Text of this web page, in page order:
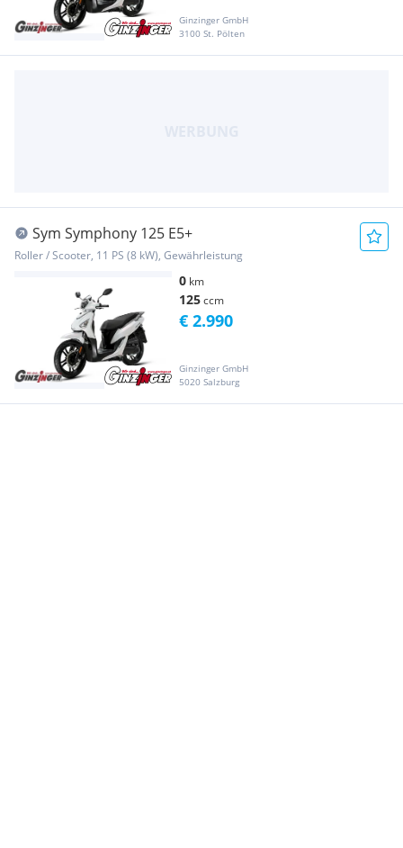
Ginzinger GmbH
3100 St. Pölten
Sym Symphony 125 E5+
Roller / Scooter, 11 PS (8 kW), Gewährleistung
0 km
125ccm
Ginzinger GmbH
5020 Salzburg
€ 2.990